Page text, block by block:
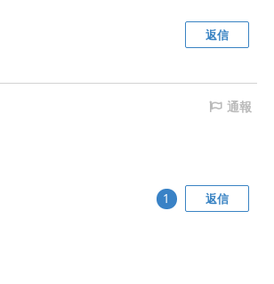
返信
通報
返信
1